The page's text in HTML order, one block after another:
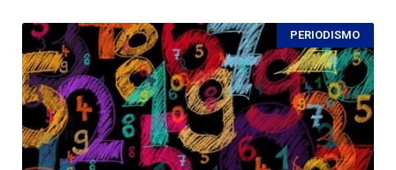
PERIODISMO